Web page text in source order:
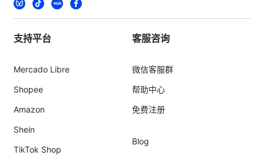
支持平台
Mercado Libre
Shopee
Amazon
Shein
TikTok Shop
客服咨询
微信客服群
帮助中心
免费注册
Blog